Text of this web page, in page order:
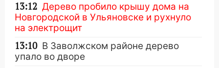
13:12 Дерево пробило крышу дома на
Новгородской в Ульяновске и рухнуло
на электрощит
13:10 В Заволжском районе дерево
упало во дворе